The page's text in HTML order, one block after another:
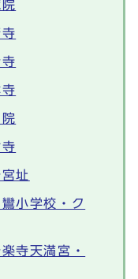
址
小学校・ク
寺天満宮・